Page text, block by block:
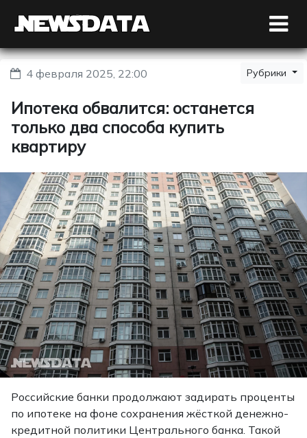
4 февраля 2025, 22:00 Рубрики
Ипотека обвалится: останется
только два способа купить
квартиру
Российские банки продолжают задирать проценты
по ипотеке на фоне сохранения жёсткой денежно-
кредитной политики Центрального банка. Такой